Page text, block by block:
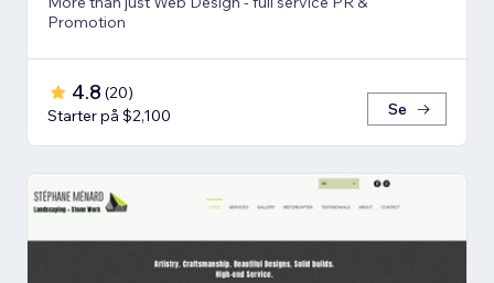
Promotion
4.8 (20)
Starter på $2,100
Se